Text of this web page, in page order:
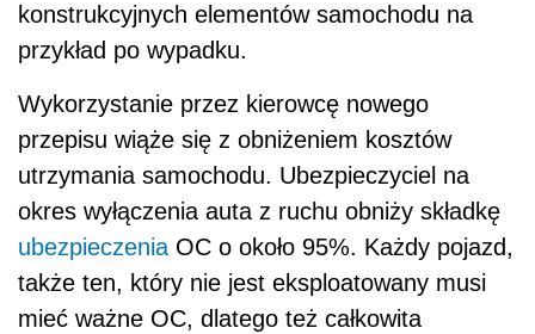
konstrukcyjnych elementów samochodu na
przykład po wypadku.
Wykorzystanie przez kierowcę nowego
przepisu wiąże się z obniżeniem kosztów
utrzymania samochodu. Ubezpieczyciel na
okres wyłączenia auta z ruchu obniży składkę
ubezpieczeniaOC o około 95%. Każdy pojazd,
także ten, który nie jest eksploatowany musi
mieć ważne OC, dlatego też całkowita